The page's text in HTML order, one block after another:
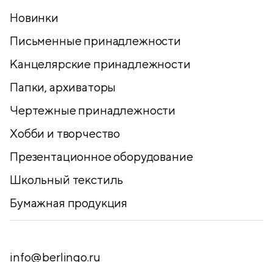
Новинки
Письменные принадлежности
Канцелярские принадлежности
Папки, архиваторы
Чертежные принадлежности
Хобби и творчество
Презентационное оборудование
Школьный текстиль
Бумажная продукция
info@berlingo.ru